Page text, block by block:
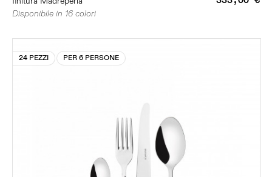
Disponibile in 16 colori
24 PEZZI PER 6 PERSONE